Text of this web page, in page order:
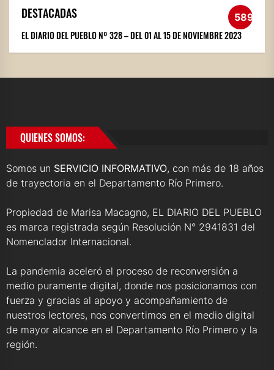
DESTACADAS 589
EL DIARIO DEL PUEBLO Nº 328 – DEL 01 AL 15 DE NOVIEMBRE 2023
QUIENES SOMOS:
Somos un SERVICIO INFORMATIVO, con más de 18 años
de trayectoria en el Departamento Río Primero.
Propiedad de Marisa Macagno, EL DIARIO DEL PUEBLO
es marca registrada según Resolución N° 2941831 del
Nomenclador Internacional.
La pandemia aceleró el proceso de reconversión a
medio puramente digital, donde nos posicionamos con
fuerza y gracias al apoyo y acompañamiento de
nuestros lectores, nos convertimos en el medio digital
de mayor alcance en el Departamento Río Primero y la
región.